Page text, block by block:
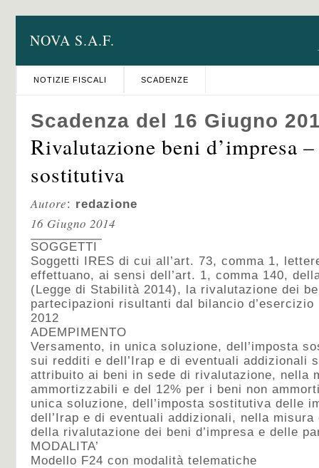
NOVA S.A.F.
NOTIZIE FISCALI SCADENZE
Scadenza del 16 Giugno
Rivalutazione beni d’impresa
sostitutiva
Autore: redazione
16 Giugno 2014
SOGGETTI
Soggetti IRES di cui all’art. 73, comma 1,
effettuano, ai sensi dell’art. 1, comma 140,
(Legge di Stabilità 2014), la rivalutazione dei
partecipazioni risultanti dal bilancio
2012
ADEMPIMENTO
Versamento, in unica soluzione, dell’imposta
sui redditi e dell’Irap e di eventuali addizionali
attribuito ai beni in sede di rivalutazione, nella
ammortizzabili e del 12% per i beni non
unica soluzione, dell’imposta sostitutiva delle
dell’Irap e di eventuali addizionali, nella
della rivalutazione dei beni d’impresa e delle
MODALITA’
Modello F24 con modalità telematiche